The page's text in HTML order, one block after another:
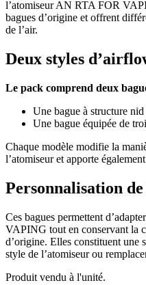
l’atomiseur AN RTA FOR
bagues d’origine et offrent
de l’air.
Deux styles
Le pack comprend deux
Une bague à structure nid
Une bague équipée de
Chaque modèle modifie la
l’atomiseur et apporte
Personnalisation
Ces bagues permettent
VAPING tout en conservant la
d’origine. Elles constituent une
style de l’atomiseur ou
Produit vendu à l'unité.